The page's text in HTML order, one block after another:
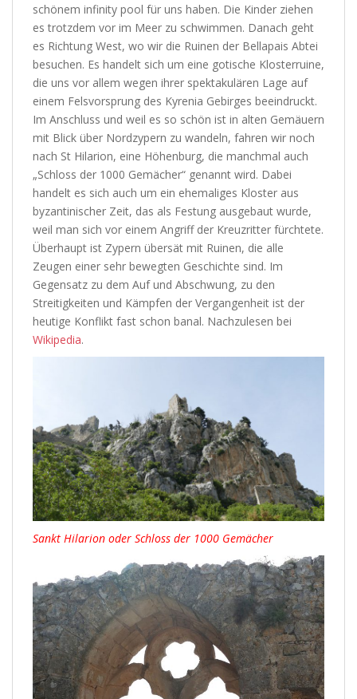
schönem infinity pool für uns haben. Die Kinder ziehen
es trotzdem vor im Meer zu schwimmen. Danach geht
es Richtung West, wo wir die Ruinen der Bellapais Abtei
besuchen. Es handelt sich um eine gotische Klosterruine,
die uns vor allem wegen ihrer spektakulären Lage auf
einem Felsvorsprung des Kyrenia Gebirges beeindruckt.
Im Anschluss und weil es so schön ist in alten Gemäuern
mit Blick über Nordzypern zu wandeln, fahren wir noch
nach St Hilarion, eine Höhenburg, die manchmal auch
„Schloss der 1000 Gemächer“ genannt wird. Dabei
handelt es sich auch um ein ehemaliges Kloster aus
byzantinischer Zeit, das als Festung ausgebaut wurde,
weil man sich vor einem Angriff der Kreuzritter fürchtete.
Überhaupt ist Zypern übersät mit Ruinen, die alle
Zeugen einer sehr bewegten Geschichte sind. Im
Gegensatz zu dem Auf und Abschwung, zu den
Streitigkeiten und Kämpfen der Vergangenheit ist der
heutige Konflikt fast schon banal. Nachzulesen bei
Wikipedia.
Sankt Hilarion oder Schloss der 1000 Gemächer